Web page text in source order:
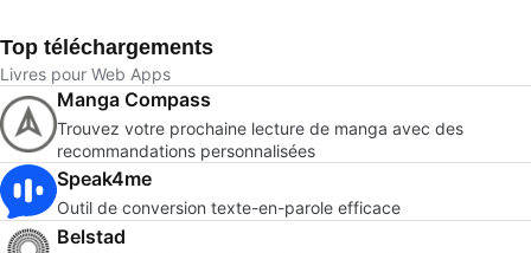
Top téléchargements
Livres pour Web Apps
Manga Compass
Trouvez votre prochaine lecture de manga avec des
recommandations personnalisées
Speak4me
Outil de conversion texte-en-parole efficace
Belstad